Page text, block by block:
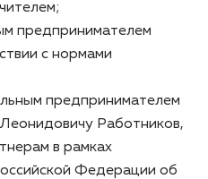
предпринимателем
с нормами
предпринимателем
Работников,
в рамках
Федерации об